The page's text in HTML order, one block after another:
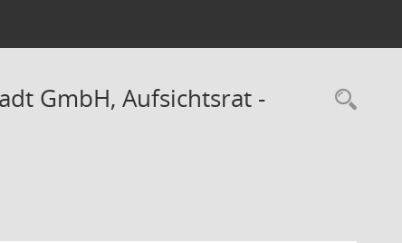
GmbH, Aufsichtsrat -